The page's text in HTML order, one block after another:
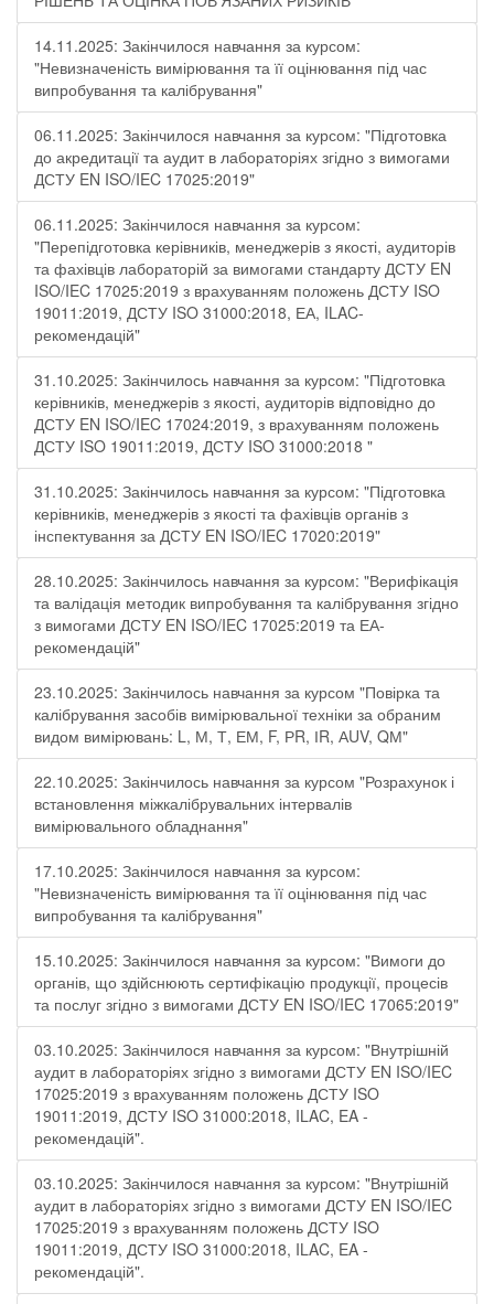
14.11.2025: Закінчилося навчання за курсом:
"Невизначеність вимірювання та її оцінювання під час
випробування та калібрування"
06.11.2025: Закінчилося навчання за курсом: "Підготовка
до акредитації та аудит в лабораторіях згідно з вимогами
ДСТУ EN ISO/IEC 17025:2019"
06.11.2025: Закінчилося навчання за курсом:
"Перепідготовка керівників, менеджерів з якості, аудиторів
та фахівців лабораторій за вимогами стандарту ДСТУ EN
ISO/IEC 17025:2019 з врахуванням положень ДСТУ ISO
19011:2019, ДСТУ ISO 31000:2018, ЕА, ILAC-
рекомендацій"
31.10.2025: Закінчилось навчання за курсом: "Підготовка
керівників, менеджерів з якості, аудиторів відповідно до
ДСТУ EN ISO/IEC 17024:2019, з врахуванням положень
ДСТУ ISO 19011:2019, ДСТУ ISO 31000:2018 "
31.10.2025: Закінчилось навчання за курсом: "Підготовка
керівників, менеджерів з якості та фахівців органів з
інспектування за ДСТУ EN ISO/IEC 17020:2019"
28.10.2025: Закінчилось навчання за курсом: "Верифікація
та валідація методик випробування та калібрування згідно
з вимогами ДСТУ EN ISO/IEC 17025:2019 та ЕА-
рекомендацій"
23.10.2025: Закінчилось навчання за курсом "Повірка та
калібрування засобів вимірювальної техніки за обраним
видом вимірювань: L, М, Т, ЕМ, F, РR, ІR, АUV, QМ"
22.10.2025: Закінчилось навчання за курсом "Розрахунок і
встановлення міжкалібрувальних інтервалів
вимірювального обладнання"
17.10.2025: Закінчилося навчання за курсом:
"Невизначеність вимірювання та її оцінювання під час
випробування та калібрування"
15.10.2025: Закінчилося навчання за курсом: "Вимоги до
органів, що здійснюють сертифікацію продукції, процесів
та послуг згідно з вимогами ДСТУ EN ISO/IEC 17065:2019"
03.10.2025: Закінчилося навчання за курсом: "Внутрішній
аудит в лабораторіях згідно з вимогами ДСТУ EN ISO/IEC
17025:2019 з врахуванням положень ДСТУ ISO
19011:2019, ДСТУ ISO 31000:2018, ILAC, EA -
рекомендацій".
03.10.2025: Закінчилося навчання за курсом: "Внутрішній
аудит в лабораторіях згідно з вимогами ДСТУ EN ISO/IEC
17025:2019 з врахуванням положень ДСТУ ISO
19011:2019, ДСТУ ISO 31000:2018, ILAC, EA -
рекомендацій".